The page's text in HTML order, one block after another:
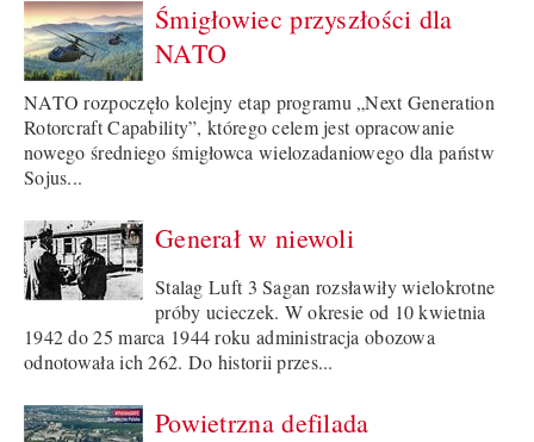
Śmigłowiec przyszłości dla
NATO
NATO rozpoczęło kolejny etap programu „Next Generation
Rotorcraft Capability”, którego celem jest opracowanie
nowego średniego śmigłowca wielozadaniowego dla państw
Sojus...
Generał w niewoli
Stalag Luft 3 Sagan rozsławiły wielokrotne
próby ucieczek. W okresie od 10 kwietnia
1942 do 25 marca 1944 roku administracja obozowa
odnotowała ich 262. Do historii przes...
Powietrzna defilada